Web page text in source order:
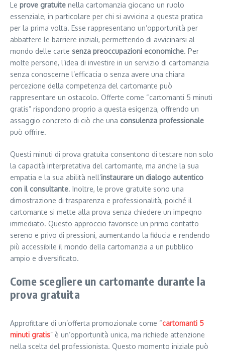
Le prove gratuite nella cartomanzia giocano un ruolo
essenziale, in particolare per chi si avvicina a questa pratica
per la prima volta. Esse rappresentano un’opportunità per
abbattere le barriere iniziali, permettendo di avvicinarsi al
mondo delle carte senza preoccupazioni economiche. Per
molte persone, l’idea di investire in un servizio di cartomanzia
senza conoscerne l’efficacia o senza avere una chiara
percezione della competenza del cartomante può
rappresentare un ostacolo. Offerte come “cartomanti 5 minuti
gratis” rispondono proprio a questa esigenza, offrendo un
assaggio concreto di ciò che una consulenza professionale
può offrire.
Questi minuti di prova gratuita consentono di testare non solo
la capacità interpretativa del cartomante, ma anche la sua
empatia e la sua abilità nell’instaurare un dialogo autentico
con il consultante. Inoltre, le prove gratuite sono una
dimostrazione di trasparenza e professionalità, poiché il
cartomante si mette alla prova senza chiedere un impegno
immediato. Questo approccio favorisce un primo contatto
sereno e privo di pressioni, aumentando la fiducia e rendendo
più accessibile il mondo della cartomanzia a un pubblico
ampio e diversificato.
Come scegliere un cartomante durante la
prova gratuita
Approfittare di un’offerta promozionale come “cartomanti 5
minuti gratis” è un’opportunità unica, ma richiede attenzione
nella scelta del professionista. Questo momento iniziale può